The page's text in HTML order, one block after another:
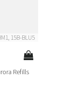
15B-BLU5
Refills